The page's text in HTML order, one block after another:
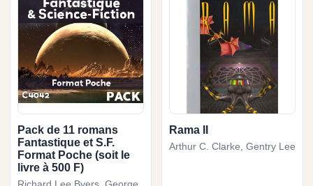
Pack de 11 romans
Fantastique et S.F.
Format Poche (soit le
livre à 500 F)
Richard Lee Byers, George
Rama II
Arthur C. Clarke, Gentry Lee